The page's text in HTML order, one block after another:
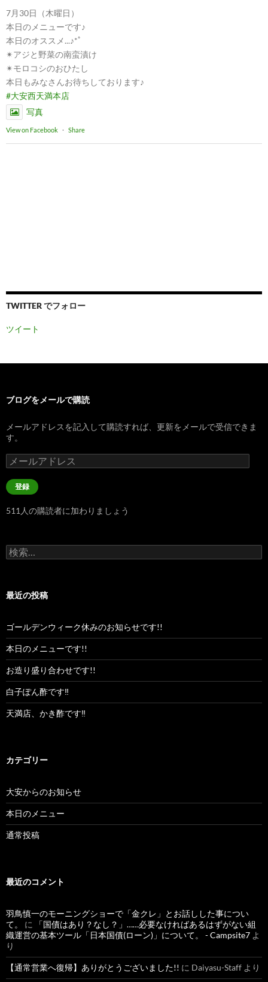
7月30日（木曜日）
本日のメニューです♪
本日のオススメ...♪*ﾟ
✴︎アジと野菜の南蛮漬け
✴︎モロコシのおひたし
本日もみなさんお待ちしております♪
#大安西天満本店
写真
View on Facebook · Share
TWITTER でフォロー
ツイート
ブログをメールで購読
メールアドレスを記入して購読すれば、更新をメールで受信できま
す。
メ
ー
ル
ア
レ
登録
511人の購読者に加わりましょう
検
索:
最近の投稿
ゴールデンウィーク休みのお知らせです!!
本日のメニューです!!
お造り盛り合わせです!!
白子ぽん酢です‼︎
天満店、かき酢です‼︎
カテゴリー
大安からのお知らせ
本日のメニュー
通常投稿
最近のコメント
羽鳥慎一のモーニングショーで「金クレ」とお話しした事につい
て。
に
「国債はあり？なし？」……必要なければあるはずがない組
織運営の基本ツール「日本国債(ローン)」について。 - Campsite7 よ
り
【通常営業へ復帰】ありがとうございました!! に Daiyasu-Staff より